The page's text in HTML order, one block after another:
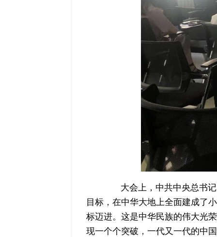
大会上，中共中央总书记
目标，在中华大地上全面建成了
标迈进。这是中华民族的伟大光
现一个个突破，一代又一代的中